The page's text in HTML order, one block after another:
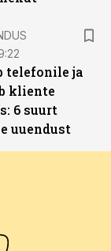
telefonile ja
kliente
6 suurt
uuendust